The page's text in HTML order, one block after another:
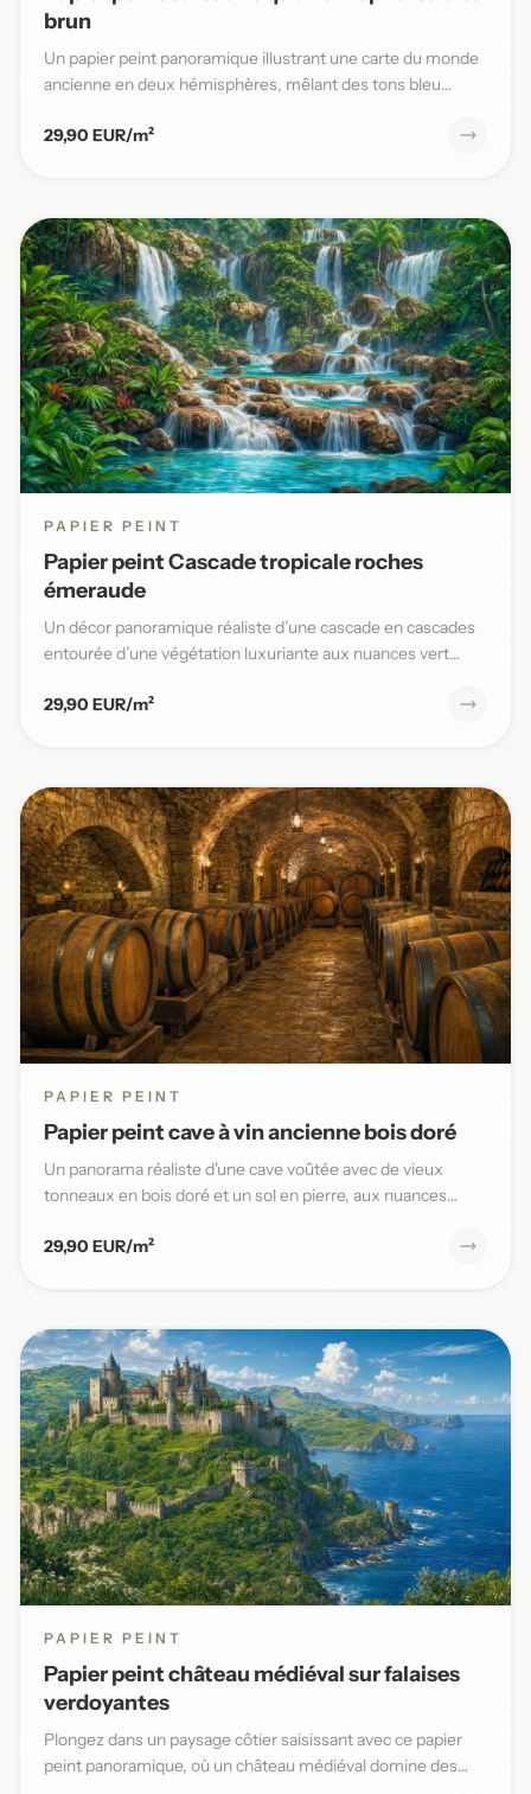
brun
Un papier peint panoramique illustrant une carte du monde
ancienne en deux hémisphères, mêlant des tons bleu
29,90 EUR/m²
PAPIER PEINT
Papier peint Cascade tropicale roches
émeraude
Un décor panoramique réaliste d’une cascade en cascades
entourée d’une végétation luxuriante aux nuances vert
29,90 EUR/m²
PAPIER PEINT
Papier peint cave à vin ancienne bois doré
Un panorama réaliste d'une cave voûtée avec de vieux
tonneaux en bois doré et un sol en pierre, aux nuances
29,90 EUR/m²
PAPIER PEINT
Papier peint château médiéval sur falaises
verdoyantes
Plongez dans un paysage côtier saisissant avec ce papier
peint panoramique, où un château médiéval domine des